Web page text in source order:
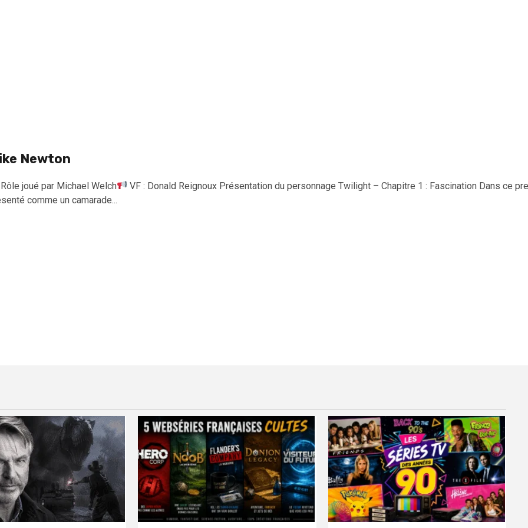
Newton
joué par Michael Welch
VF : Donald Reignoux Présentation du personnage Twilight – Chapitre 1 : Fascination Dans ce
comme un camarade...